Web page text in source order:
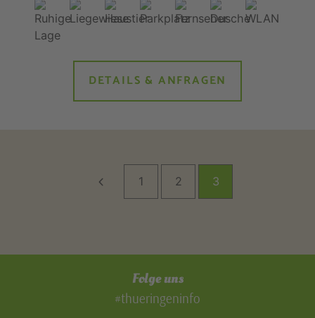
DETAILS & ANFRAGEN
1 2 3
Folge uns
#thueringeninfo